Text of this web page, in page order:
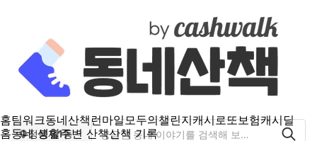
홈팀워크동네산책런마일모두의챌린지캐시로또보험캐시딜
홈동네 생활주변 산책산책 기록
정릉제1동